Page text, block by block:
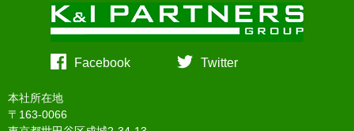
Facebook Twitter
本社所在地
〒163-0066